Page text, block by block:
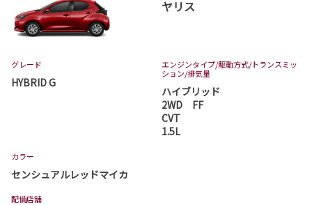
ヤリス
グレード
HYBRID G
エンジンタイプ/駆動方式/トランスミッ
ション/排気量
ハイブリッド
2WD FF
CVT
1.5L
カラー
センシュアルレッドマイカ
配備店舗